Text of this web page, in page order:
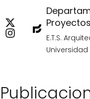
E.T.S.
Universidad